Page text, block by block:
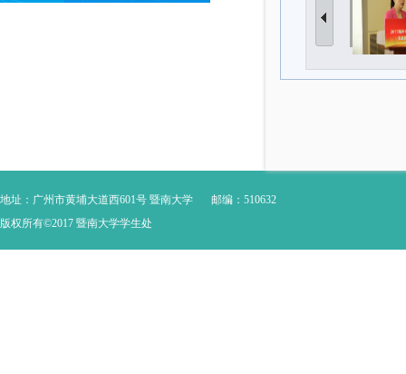
地址：广州市黄埔大道西601号 暨南大学
邮编：510632
版权所有©2017 暨南大学学生处